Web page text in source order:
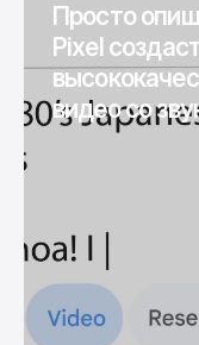
Просто
Pixel
видео со